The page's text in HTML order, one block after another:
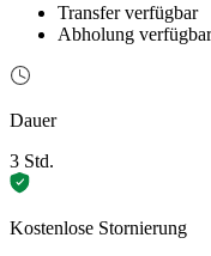
Transfer verfügbar
Abholung verfügbar
Dauer
3 Std.
Kostenlose Stornierung